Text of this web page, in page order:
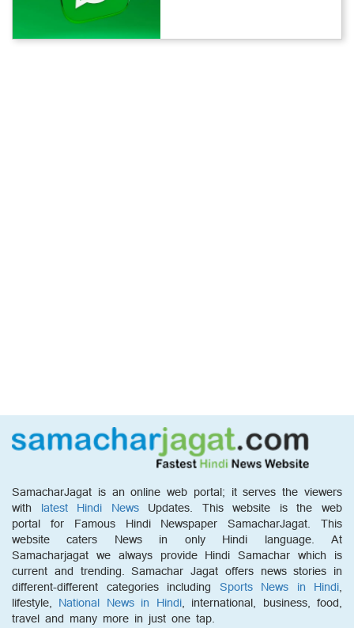
SamacharJagat is an online web portal; it serves the viewers
with latest Hindi NewsUpdates. This website is the web
portal for Famous Hindi Newspaper SamacharJagat. This
website caters News in only Hindi language. At
Samacharjagat we always provide Hindi Samachar which is
current and trending. Samachar Jagat offers news stories in
different-different categories including Sports News in Hindi,
lifestyle, National News in Hindi, international, business, food,
travel and many more in just one tap.